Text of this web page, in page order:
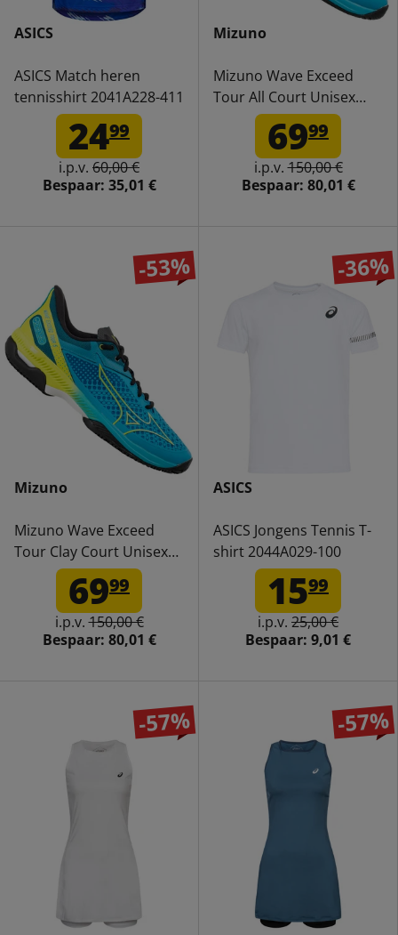
ASICS
ASICS Match heren
tennisshirt 2041A228-411
2499
i.p.v. 60,00 €
Bespaar: 35,01 €
Mizuno
Mizuno Wave Exceed
Tour All Court Unisex
Tennisschoenen
61GA2270-25
6999
i.p.v.150,00 €
Bespaar: 80,01 €
-53%
Mizuno
Mizuno Wave Exceed
Tour Clay Court Unisex
Tennisschoenen
61GC2274-25
6999
i.p.v.150,00 €
Bespaar: 80,01 €
-36%
ASICS
ASICS Jongens Tennis T-
shirt 2044A029-100
1599
i.p.v. 25,00 €
Bespaar: 9,01 €
-57% -57%